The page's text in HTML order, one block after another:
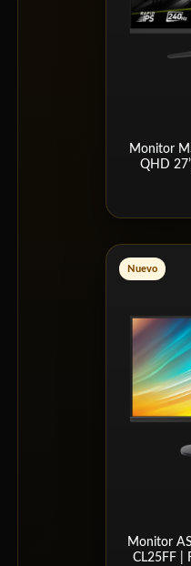
Monitor
QHD
Nuevo
Monitor
CL25FF |